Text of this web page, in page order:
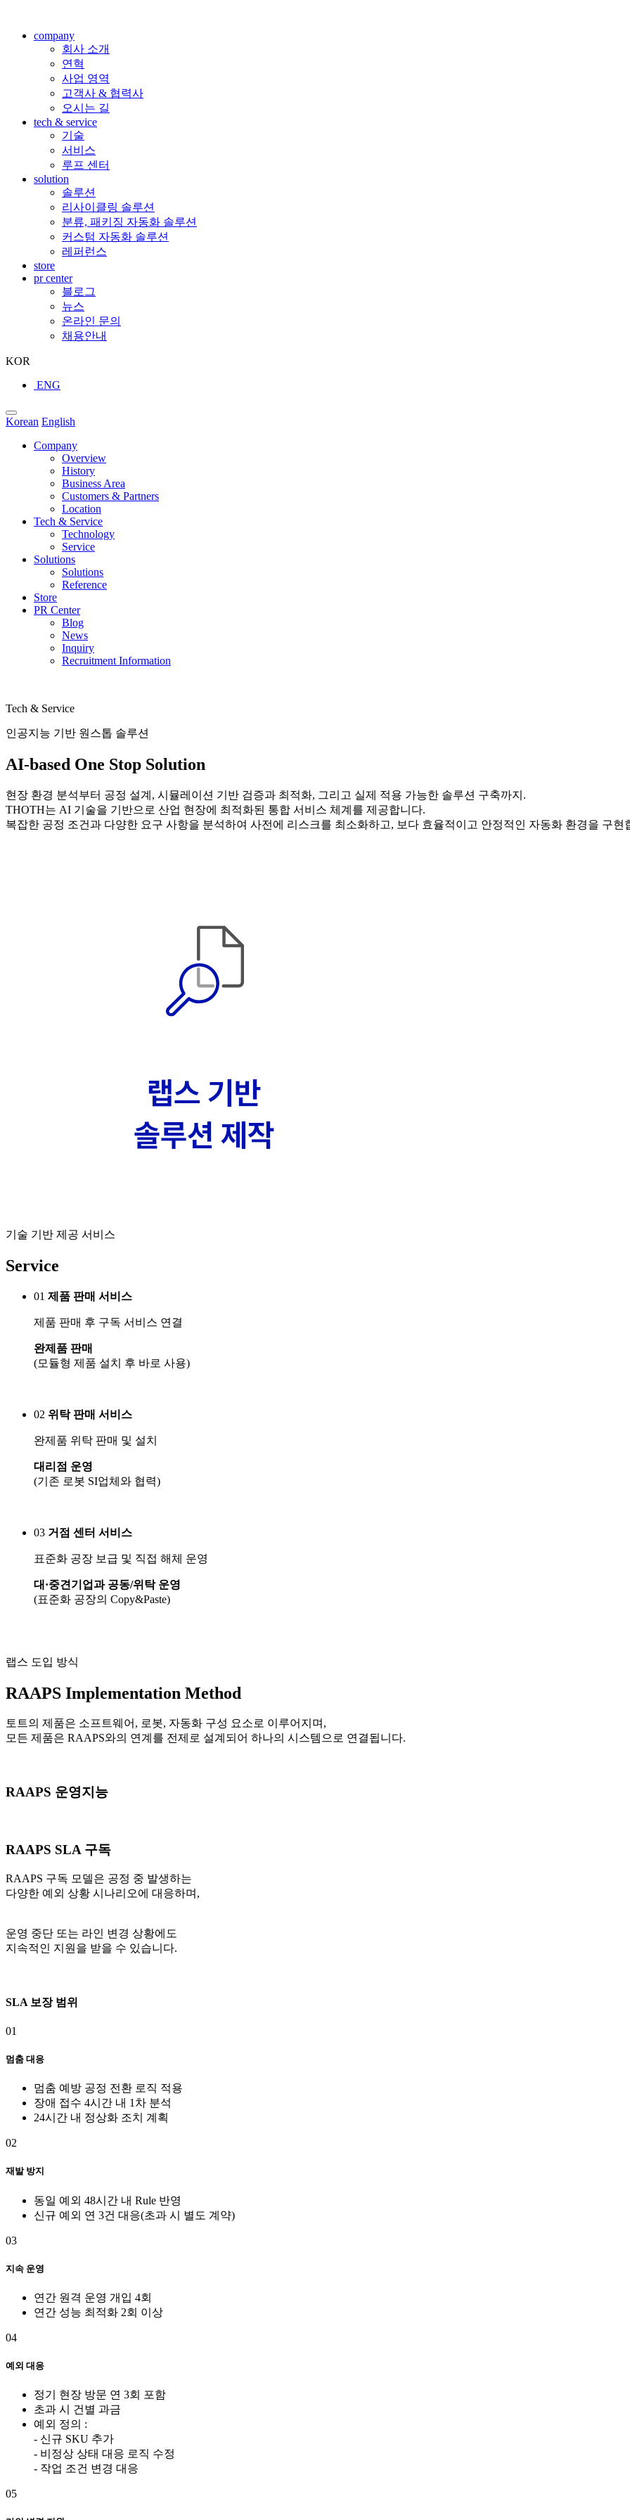
company
회사 소개
연혁
사업 영역
고객사 & 협력사
오시는 길
tech & service
기술
서비스
루프 센터
solution
솔루션
리사이클링 솔루션
분류, 패키징 자동화 솔루션
커스텀 자동화 솔루션
레퍼런스
store
pr center
블로그
뉴스
온라인 문의
채용안내
KOR
ENG
Korean English
Company
Overview
History
Business Area
Customers & Partners
Location
Tech & Service
Technology
Service
Solutions
Solutions
Reference
Store
PR Center
Blog
News
Inquiry
Recruitment Information
Tech & Service
인공지능 기반 원스톱 솔루션
AI-based One Stop Solution
현장 환경 분석부터 공정 설계, 시뮬레이션 기반 검증과 최적화, 그리고 실제 적용 가능한 솔루션 구축까지.
THOTH는 AI 기술을 기반으로 산업 현장에 최적화된 통합 서비스 체계를 제공합니다.
복잡한 공정 조건과 다양한 요구 사항을 분석하여 사전에 리스크를 최소화하고, 보다 효율적이고 안정적인 자동화 환경을 구현
기술 기반 제공 서비스
Service
01 제품 판매 서비스
제품 판매 후 구독 서비스 연결
완제품 판매
(모듈형 제품 설치 후 바로 사용)
02 위탁 판매 서비스
완제품 위탁 판매 및 설치
대리점 운영
(기존 로봇 SI업체와 협력)
03 거점 센터 서비스
표준화 공장 보급 및 직접 해체 운영
대·중견기업과 공동/위탁 운영
(표준화 공장의 Copy&Paste)
랩스 도입 방식
RAAPS Implementation Method
토트의 제품은 소프트웨어, 로봇, 자동화 구성 요소로 이루어지며,
모든 제품은 RAAPS와의 연계를 전제로 설계되어 하나의 시스템으로 연결됩니다.
RAAPS 운영지능
RAAPS SLA 구독
RAAPS 구독 모델은 공정 중 발생하는
다양한 예외 상황 시나리오에 대응하며,
운영 중단 또는 라인 변경 상황에도
지속적인 지원을 받을 수 있습니다.
SLA 보장 범위
01
멈춤 대응
멈춤 예방 공정 전환 로직 적용
장애 접수 4시간 내 1차 분석
24시간 내 정상화 조치 계획
02
재발 방지
동일 예외 48시간 내 Rule 반영
신규 예외 연 3건 대응(초과 시 별도 계약)
03
지속 운영
연간 원격 운영 개입 4회
연간 성능 최적화 2회 이상
04
예외 대응
정기 현장 방문 연 3회 포함
초과 시 건별 과금
예외 정의 :
- 신규 SKU 추가
- 비정상 상태 대응 로직 수정
- 작업 조건 변경 대응
05